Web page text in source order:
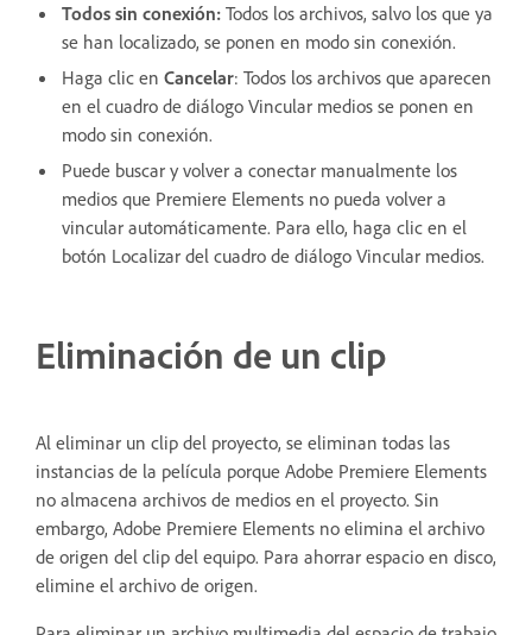
Todos sin conexión: Todos los archivos, salvo los que ya
se han localizado, se ponen en modo sin conexión.
Haga clic en Cancelar: Todos los archivos que aparecen
en el cuadro de diálogo Vincular medios se ponen en
modo sin conexión.
Puede buscar y volver a conectar manualmente los
medios que Premiere Elements no pueda volver a
vincular automáticamente. Para ello, haga clic en el
botón Localizar del cuadro de diálogo Vincular medios.
Eliminación de un clip
Al eliminar un clip del proyecto, se eliminan todas las
instancias de la película porque Adobe Premiere Elements
no almacena archivos de medios en el proyecto. Sin
embargo, Adobe Premiere Elements no elimina el archivo
de origen del clip del equipo. Para ahorrar espacio en disco,
elimine el archivo de origen.